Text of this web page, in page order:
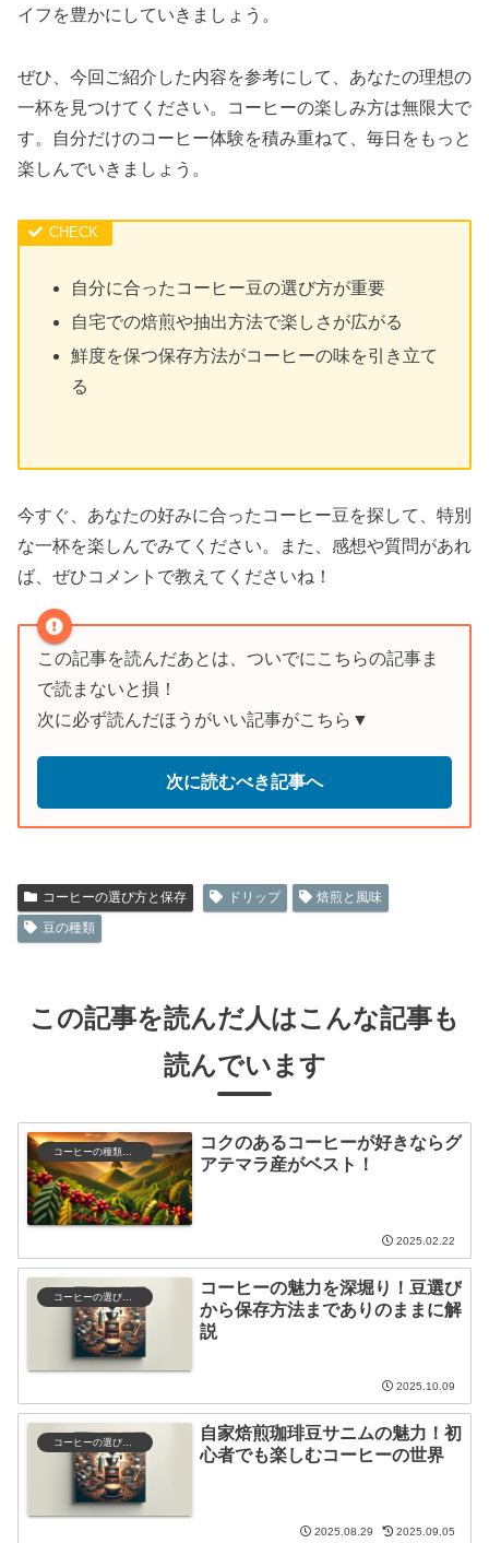
イフを豊かにしていきましょう。
ぜひ、今回ご紹介した内容を参考にして、あなたの理想の
一杯を見つけてください。コーヒーの楽しみ方は無限大で
す。自分だけのコーヒー体験を積み重ねて、毎日をもっと
楽しんでいきましょう。
自分に合ったコーヒー豆の選び方が重要
自宅での焙煎や抽出方法で楽しさが広がる
鮮度を保つ保存方法がコーヒーの味を引き立て
る
今すぐ、あなたの好みに合ったコーヒー豆を探して、特別
な一杯を楽しんでみてください。また、感想や質問があれ
ば、ぜひコメントで教えてくださいね！
この記事を読んだあとは、ついでにこちらの記事ま
で読まないと損！
次に必ず読んだほうがいい記事がこちら▼
次に読むべき記事へ
コーヒーの選び方と保存 ドリップ
焙煎と風味
豆の種類
この記事を読んだ人はこんな記事も
読んでいます
コーヒーの種類と特徴
コクのあるコーヒーが好きならグ
アテマラ産がベスト！
2025.02.22
コーヒーの選び方と保存
コーヒーの魅力を深堀り！豆選び
から保存方法までありのままに解
説
2025.10.09
コーヒーの選び方と保存
自家焙煎珈琲豆サニムの魅力！初
心者でも楽しむコーヒーの世界
2025.08.29 2025.09.05